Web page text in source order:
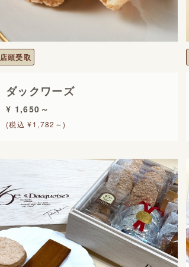
店頭受取
ダックワーズ
¥ 1,650～
(税込 ¥1,782～)